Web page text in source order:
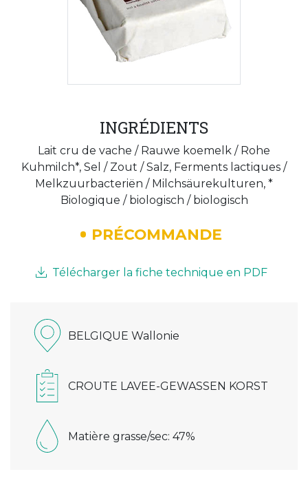
INGRÉDIENTS
Lait cru de vache / Rauwe koemelk / Rohe
Kuhmilch*, Sel / Zout / Salz, Ferments lactiques /
Melkzuurbacteriën / Milchsäurekulturen, *
Biologique / biologisch / biologisch
PRÉCOMMANDE
Télécharger la fiche technique en PDF
BELGIQUE Wallonie
CROUTE LAVEE-GEWASSEN KORST
Matière grasse/sec: 47%